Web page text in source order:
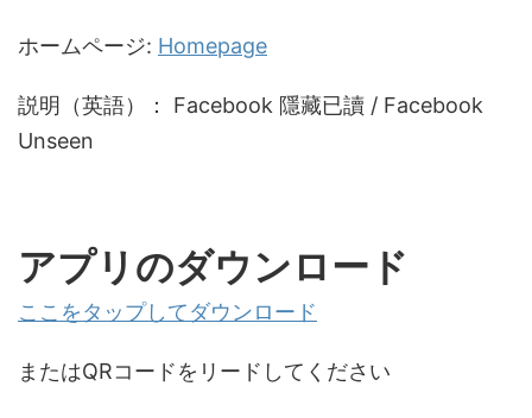
ホームページ: Homepage
説明（英語）： Facebook 隱藏已讀 / Facebook
Unseen
アプリのダウンロード
ここをタップしてダウンロード
またはQRコードをリードしてください